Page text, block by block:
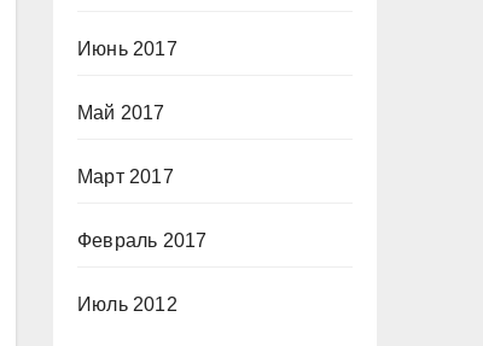
Июнь 2017
Май 2017
Март 2017
Февраль 2017
Июль 2012